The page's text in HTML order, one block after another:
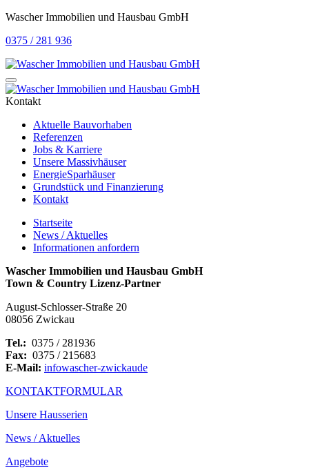
Wascher Immobilien und Hausbau GmbH
0375 / 281 936
Kontakt
Aktuelle Bauvorhaben
Referenzen
Jobs & Karriere
Unsere Massivhäuser
EnergieSparhäuser
Grundstück und Finanzierung
Kontakt
Startseite
News / Aktuelles
Informationen anfordern
Wascher Immobilien und Hausbau GmbH
Town & Country Lizenz-Partner
August-Schlosser-Straße 20
08056 Zwickau
Tel.: 0375 / 281936
Fax: 0375 / 215683
E-Mail: infowascher-zwickaude
KONTAKTFORMULAR
Unsere Hausserien
News / Aktuelles
Angebote